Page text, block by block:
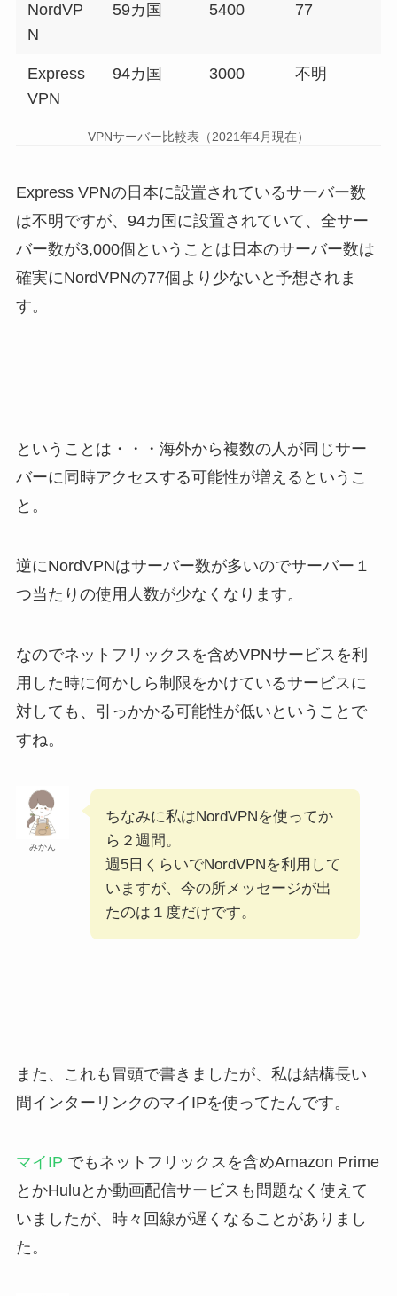
NordVP
N
59カ国 5400 77
Express
VPN
94カ国 3000 不明
VPNサーバー比較表（2021年4月現在）
Express VPNの日本に設置されているサーバー数
は不明ですが、94カ国に設置されていて、全サー
バー数が3,000個ということは日本のサーバー数は
確実にNordVPNの77個より少ないと予想されま
す。
ということは・・・海外から複数の人が同じサー
バーに同時アクセスする可能性が増えるというこ
と。
逆にNordVPNはサーバー数が多いのでサーバー１
つ当たりの使用人数が少なくなります。
なのでネットフリックスを含めVPNサービスを利
用した時に何かしら制限をかけているサービスに
対しても、引っかかる可能性が低いということで
すね。
みかん
ちなみに私はNordVPNを使ってか
ら２週間。
週5日くらいでNordVPNを利用して
いますが、今の所メッセージが出
たのは１度だけです。
また、これも冒頭で書きましたが、私は結構長い
間インターリンクのマイIPを使ってたんです。
マイIP でもネットフリックスを含めAmazon Prime
とかHuluとか動画配信サービスも問題なく使えて
いましたが、時々回線が遅くなることがありまし
た。